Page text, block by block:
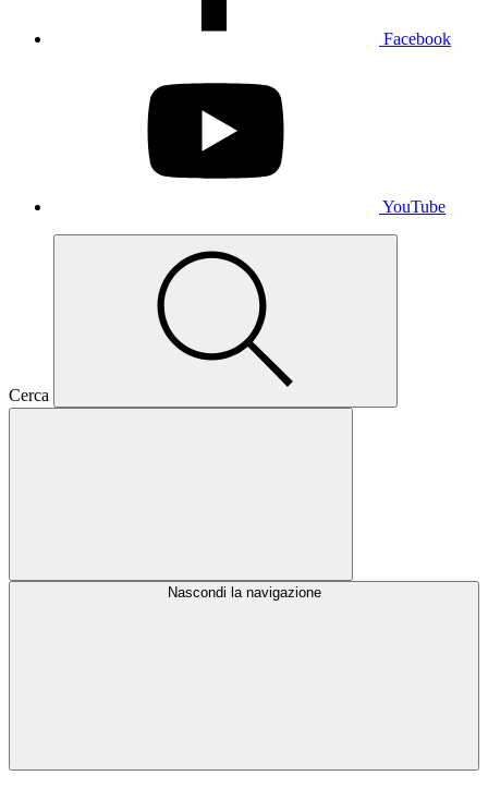
Facebook
YouTube
Cerca
Nascondi la navigazione